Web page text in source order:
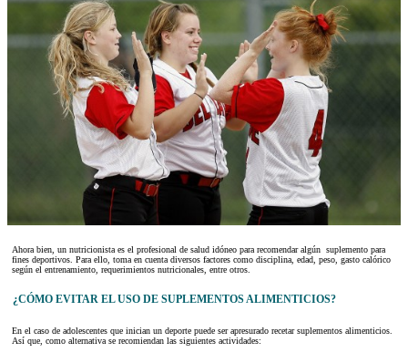
Ahora bien, un nutricionista es el profesional de salud idóneo para recomendar algún suplemento para
fines deportivos. Para ello, toma en cuenta diversos factores como disciplina, edad, peso, gasto calórico
según el entrenamiento, requerimientos nutricionales, entre otros.
¿CÓMO EVITAR EL USO DE SUPLEMENTOS ALIMENTICIOS?
En el caso de adolescentes que inician un deporte puede ser apresurado recetar suplementos alimenticios.
Así que, como alternativa se recomiendan las siguientes actividades: